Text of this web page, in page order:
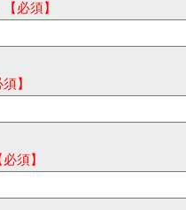
【必須】
須】
必須】